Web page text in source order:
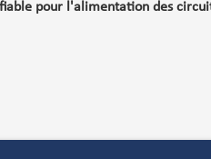
pour l'alimentation des